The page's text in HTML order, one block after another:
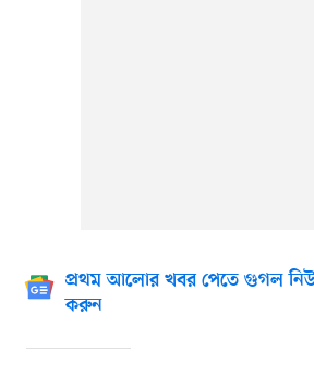
প্রথম আলোর খবর পেতে গুগল
করুন